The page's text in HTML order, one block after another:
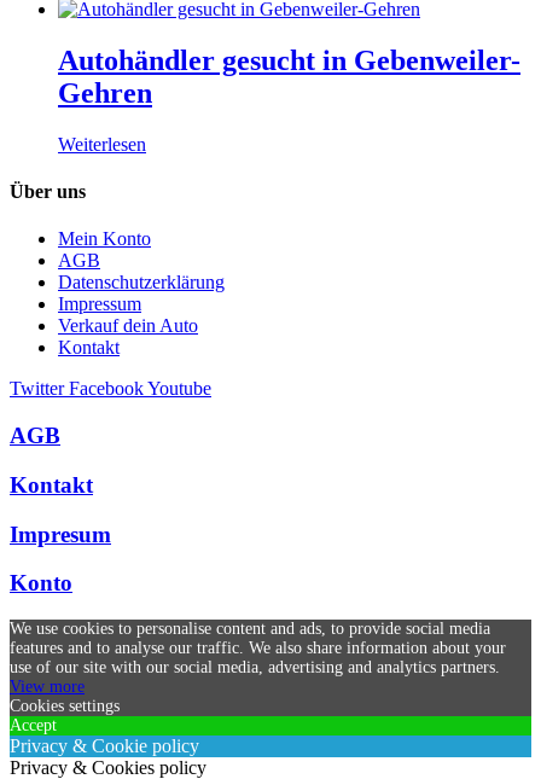
Autohändler gesucht in Gebenweiler-
Gehren
Weiterlesen
Über uns
Mein Konto
AGB
Datenschutzerklärung
Impressum
Verkauf dein Auto
Kontakt
Twitter FacebookYoutube
AGB
Kontakt
Impresum
Konto
We use cookies to personalise content and ads, to provide social media
features and to analyse our traffic. We also share information about your
use of our site with our social media, advertising and analytics partners.
View more
Cookies settings
Accept
Privacy & Cookie policy
Privacy & Cookies policy